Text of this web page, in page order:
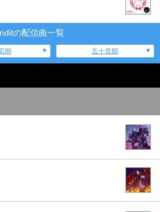
の配信曲一覧
順 五十音順